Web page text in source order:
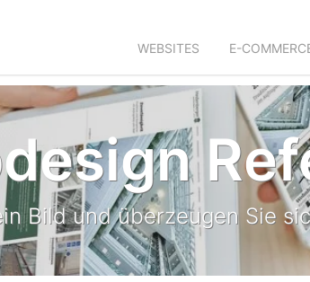
WEBSITES E-
Bild und überzeugen Sie